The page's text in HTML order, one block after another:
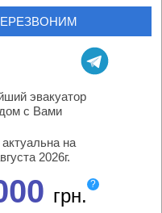
эвакуатор
с Вами
на
2026г.
грн.
?